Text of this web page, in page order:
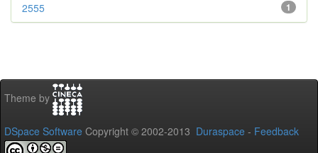
1
2555
Theme by
DSpace Software Copyright © 2002-2013 Duraspace - Feedback